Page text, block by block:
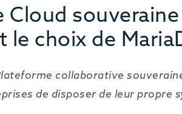
le choix de
collaborative
de disposer de leur propre